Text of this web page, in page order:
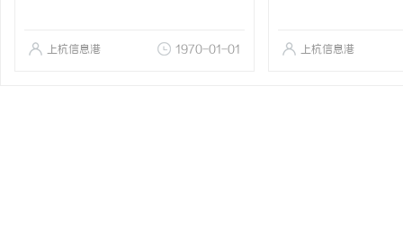
上杭信息港 1970-01-01 上杭信息港